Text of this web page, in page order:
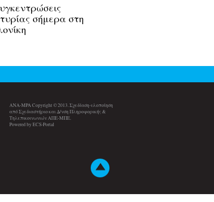
σήμερα στη
ANA-MPA Copyright © 2013. Σχεδίαση-υλοποίηση
από Σχεδιαστήριο και Δ/νση Πληροφορικής &
Τηλεπικοινωνιών ΑΠΕ-ΜΠΕ.
Powered by ECS-Portal